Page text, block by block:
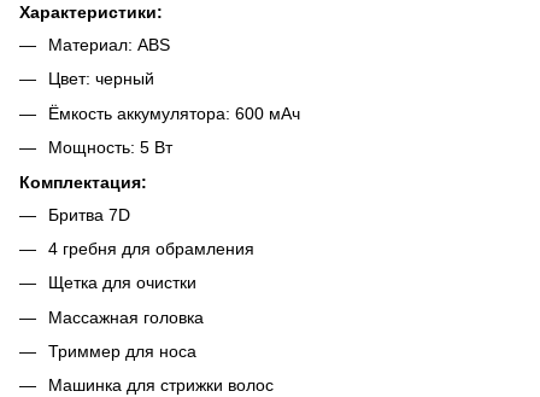
Характеристики:
Материал: ABS
Цвет: черный
Ёмкость аккумулятора: 600 мАч
Мощность: 5 Вт
Комплектация:
Бритва 7D
4 гребня для обрамления
Щетка для очистки
Массажная головка
Триммер для носа
Машинка для стрижки волос